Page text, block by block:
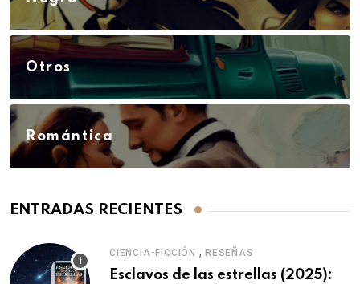
Otros
Romántica
ENTRADAS RECIENTES
CIENCIA-FICCIÓN , RESEÑAS
Esclavos de las estrellas (2025):